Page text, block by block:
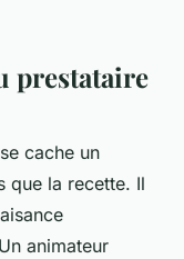
prestataire
cache un
que la recette. Il
animateur